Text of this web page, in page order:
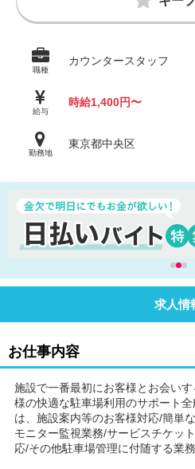
職種
カウンタースタッフ
給与
時給1,400円〜
勤務地
東京都中央区
求人情
お仕事内容
施設で一番最初にお客様とお会い
様の快適な駐車場利用のサポート
は、施設案内等のお客様対応/簡単
モニター監視業務/サービスチケッ
応/その他駐車場管理に付随する業